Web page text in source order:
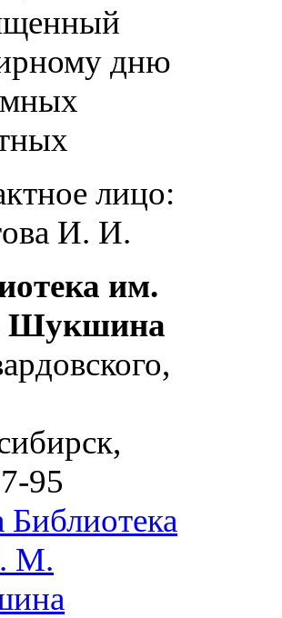
дню
лицо:
И. И.
им.
Шукшина
,
95
Библиотека
М.